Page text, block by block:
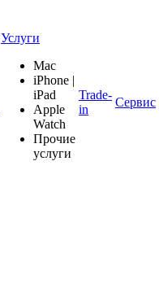
Услуги
Mac
iPhone |
iPad
Apple
Watch
Прочие
услуги
Trade-
in
Сервис